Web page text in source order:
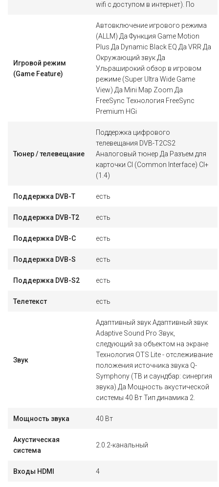
wifi с доступом в интернет). По
Игровой режим
(Game Feature)
Автовключение игрового режима
(ALLM) Да Функция Game Motion
Plus Да Dynamic Black EQ Да VRR Да
Окружающий звук Да
Ульраширокий обзор в игровом
режиме (Super Ultra Wide Game
View) Да Mini Map Zoom Да
FreeSync Технология FreeSync
Premium HGi
Тюнер / телевещание
Поддержка цифрового
телевещания DVB-T2CS2
Аналоговый тюнер Да Разъем для
карточки CI (Common Interface) CI+
(1.4)
Поддержка DVB-T есть
Поддержка DVB-T2 есть
Поддержка DVB-C есть
Поддержка DVB-S есть
Поддержка DVB-S2 есть
Телетекст есть
Звук
Адаптивный звук Адаптивный звук
Adaptive Sound Pro Звук,
следующий за объектом на экране
Технология OTS Lite - отслеживание
положения источника звука Q-
Symphony (ТВ и саундбар: синергия
звука) Да Мощность акустической
системы 40 Вт Тип динамика 2.
Мощность звука 40 Вт
Акустическая
система
2.0.2-канальный
Входы HDMI 4